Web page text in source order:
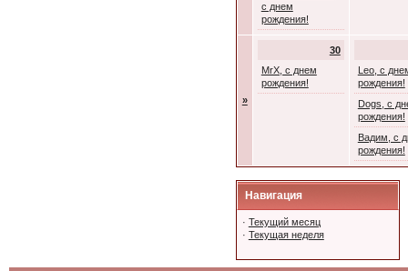
с днем
рождения!
»
30
MrX, с днем
рождения!
Leo, с
рождения!
Dogs, с
рождения!
Вадим, с
рождения!
Навигация
· Текущий месяц
· Текущая неделя